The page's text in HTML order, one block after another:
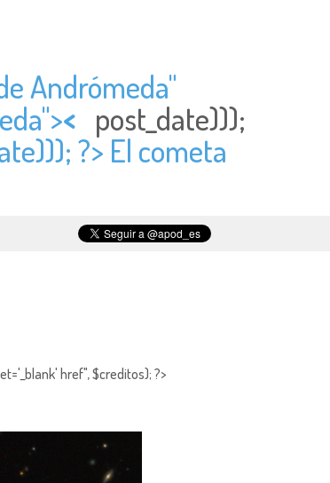
Andrómeda"
< post_date)));
?> El cometa
href", $creditos); ?>